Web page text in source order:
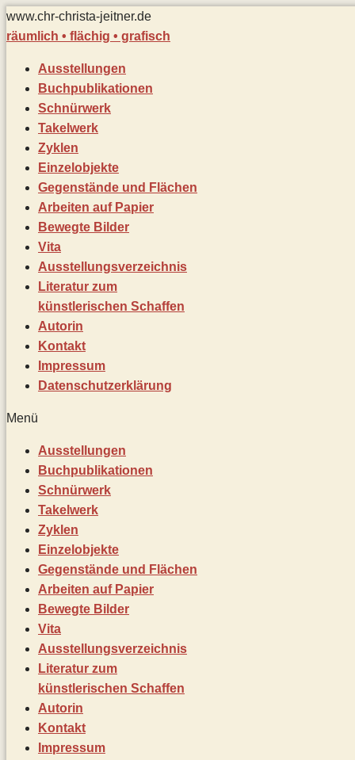
Zum
Inhalt
www.chr-christa-jeitner.de
räumlich • flächig • grafisch
Ausstellungen
Buchpublikationen
Schnürwerk
Takelwerk
Zyklen
Einzelobjekte
Gegenstände und Flächen
Arbeiten auf Papier
Bewegte Bilder
Vita
Ausstellungsverzeichnis
Literatur zum
künstlerischen Schaffen
Autorin
Kontakt
Impressum
Datenschutz­erklärung
Menü
Ausstellungen
Buchpublikationen
Schnürwerk
Takelwerk
Zyklen
Einzelobjekte
Gegenstände und Flächen
Arbeiten auf Papier
Bewegte Bilder
Vita
Ausstellungsverzeichnis
Literatur zum
künstlerischen Schaffen
Autorin
Kontakt
Impressum